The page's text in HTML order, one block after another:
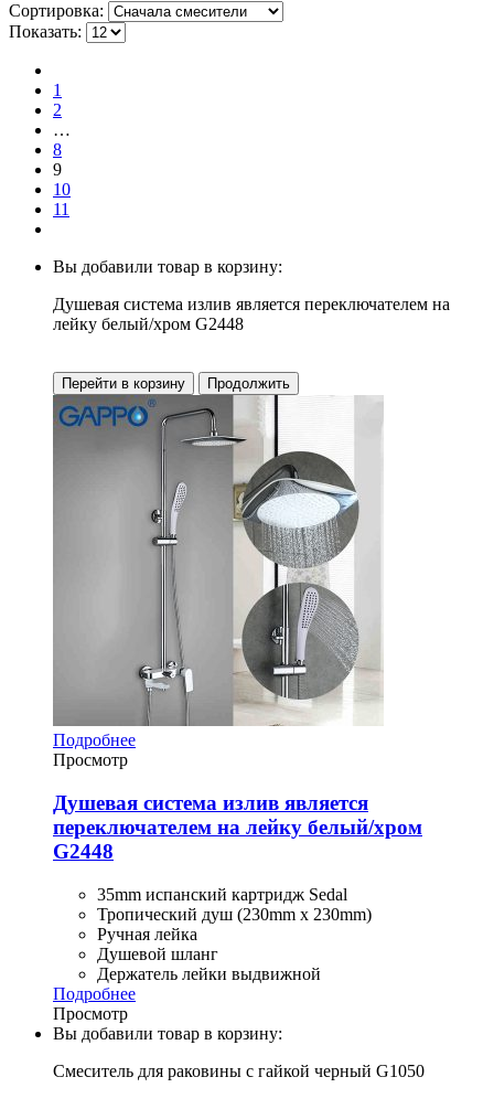
Cортировка:
Показать:
1
2
…
8
9
10
11
Вы добавили товар в корзину:
Душевая система излив является переключателем на
лейку белый/хром G2448
Перейти в корзину Продолжить
Подробнее
Просмотр
Душевая система излив является
переключателем на лейку белый/хром
G2448
35mm испанский картридж Sedal
Тропический душ (230mm x 230mm)
Ручная лейка
Душевой шланг
Держатель лейки выдвижной
Подробнее
Просмотр
Вы добавили товар в корзину:
Смеситель для раковины с гайкой черный G1050